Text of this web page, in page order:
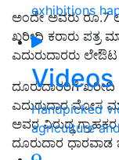
exhibitions
Videos
Handpicked
agriculture
ಅಂದೇ ಅವರು ರೂ.7
ಖರೀದಿ ಕರಾರು ಪತ್ರ
ಎದುರುದಾರರು
ದೂರುದಾರರಿಗೆ ಖರೀದಿ
ಎದುರುದಾರ ಮೋಸ
ಅವರ ವಿರುದ್ಧ
ದೂರುದಾರ ಧಾರವಾಡ